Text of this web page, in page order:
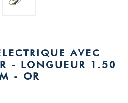
AVEC
- LONGUEUR 1.50
M - OR